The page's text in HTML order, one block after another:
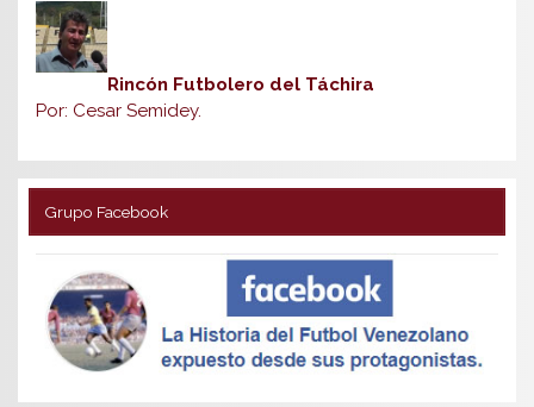
Rincón Futbolero del Táchira
Por: Cesar Semidey.
Grupo Facebook